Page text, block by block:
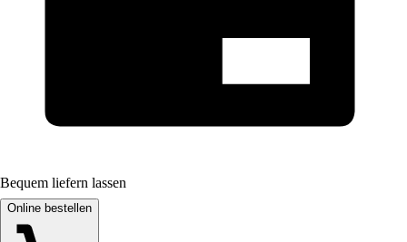
Bequem liefern lassen
Online bestellen